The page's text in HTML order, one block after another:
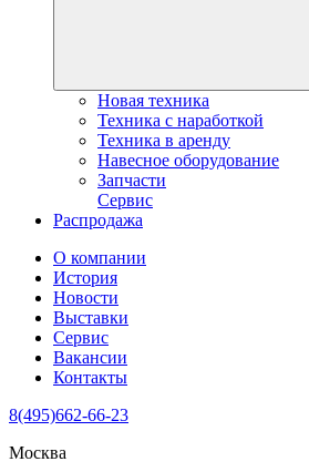
Новая техника
Техника с наработкой
Техника в аренду
Навесное оборудование
Запчасти
Сервис
Распродажа
О компании
История
Новости
Выставки
Сервис
Вакансии
Контакты
8(495)662-66-23
Москва